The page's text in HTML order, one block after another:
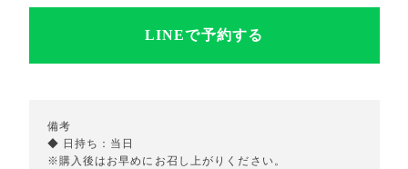
LINEで予約する
備考
◆ 日持ち：当日
※購入後はお早めにお召し上がりください。